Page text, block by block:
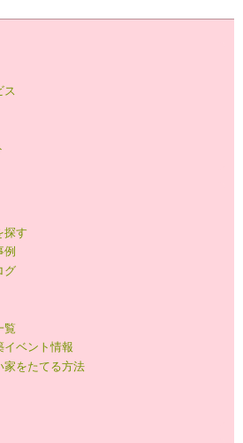
ス
探す
例
グ
覧
イベント情報
家をたてる方法